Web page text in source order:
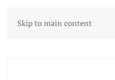
Skip to main content
Tag:Jim